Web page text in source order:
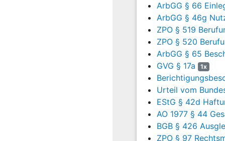
Wesentlichen
Verhältnis zur Sc nach
gemachten Forderung
den Gerichten des
Norm die von der
Entscheidungsgründe
Gegen dieses ihr am
Arbeitsgericht habe zu
eröffnet, da es sich bei
steuerrechtliche
ArbGG § 66
ArbGG § 46g
ZPO § 519
ZPO § 520
ArbGG § 65
GVG § 17a 1x
Urteil vom
EStG § 42d
AO 1977 § 44
BGB § 426
ZPO § 97